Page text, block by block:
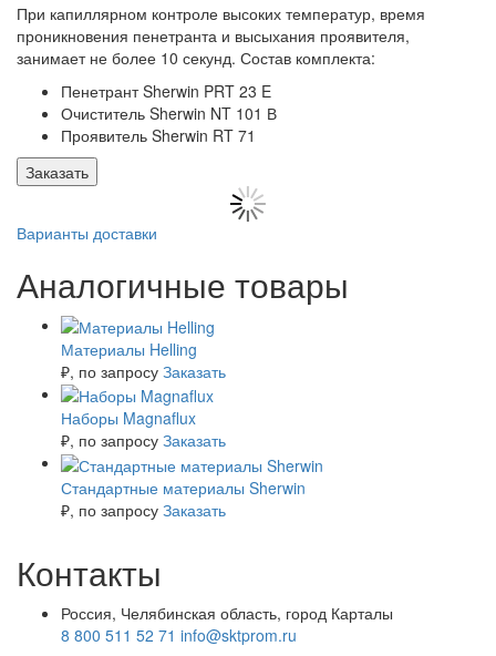
При капиллярном контроле высоких температур, время
проникновения пенетранта и высыхания проявителя,
занимает не более 10 секунд. Состав комплекта:
Пенетрант Sherwin PRT 23 E
Очиститель Sherwin NT 101 В
Проявитель Sherwin RT 71
Заказать
Варианты доставки
Аналогичные товары
Материалы Helling
₽, по запросу Заказать
Наборы Magnaflux
₽, по запросу Заказать
Стандартные материалы Sherwin
₽, по запросу Заказать
Контакты
Россия, Челябинская область, город Карталы
8 800 511 52 71 info@sktprom.ru